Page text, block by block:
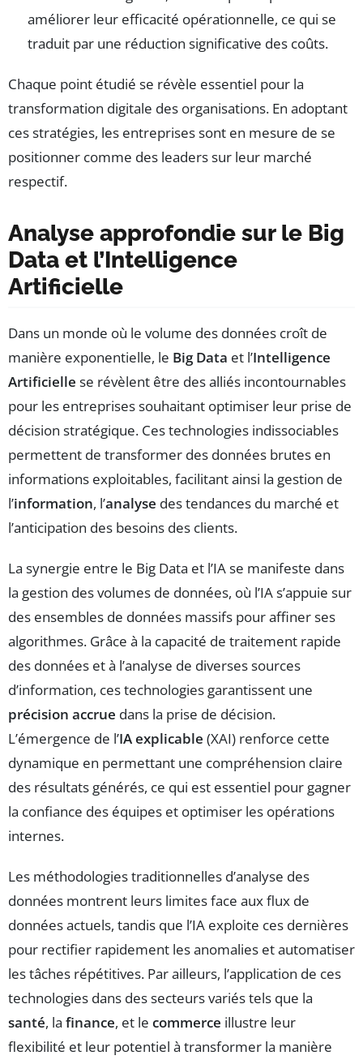
améliorer leur efficacité opérationnelle, ce qui se
traduit par une réduction significative des coûts.
Chaque point étudié se révèle essentiel pour la
transformation digitale des organisations. En adoptant
ces stratégies, les entreprises sont en mesure de se
positionner comme des leaders sur leur marché
respectif.
Analyse approfondie sur le Big
Data et l’Intelligence
Artificielle
Dans un monde où le volume des données croît de
manière exponentielle, le Big Data et l’Intelligence
Artificielle se révèlent être des alliés incontournables
pour les entreprises souhaitant optimiser leur prise de
décision stratégique. Ces technologies indissociables
permettent de transformer des données brutes en
informations exploitables, facilitant ainsi la gestion de
l’information, l’analyse des tendances du marché et
l’anticipation des besoins des clients.
La synergie entre le Big Data et l’IA se manifeste dans
la gestion des volumes de données, où l’IA s’appuie sur
des ensembles de données massifs pour affiner ses
algorithmes. Grâce à la capacité de traitement rapide
des données et à l’analyse de diverses sources
d’information, ces technologies garantissent une
précision accrue dans la prise de décision.
L’émergence de l’IA explicable (XAI) renforce cette
dynamique en permettant une compréhension claire
des résultats générés, ce qui est essentiel pour gagner
la confiance des équipes et optimiser les opérations
internes.
Les méthodologies traditionnelles d’analyse des
données montrent leurs limites face aux flux de
données actuels, tandis que l’IA exploite ces dernières
pour rectifier rapidement les anomalies et automatiser
les tâches répétitives. Par ailleurs, l’application de ces
technologies dans des secteurs variés tels que la
santé, la finance, et le commerce illustre leur
flexibilité et leur potentiel à transformer la manière